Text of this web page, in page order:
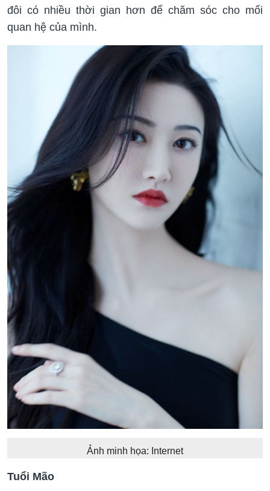
đôi có nhiều thời gian hơn để chăm sóc cho mối
quan hệ của mình.
Ảnh minh họa: Internet
Tuổi Mão